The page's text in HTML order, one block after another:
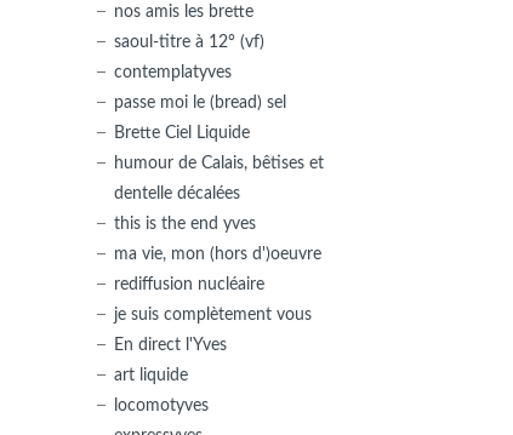
nos amis les brette
saoul-titre à 12° (vf)
contemplatyves
passe moi le (bread) sel
Brette Ciel Liquide
humour de Calais, bêtises et
dentelle décalées
this is the end yves
ma vie, mon (hors d')oeuvre
rediffusion nucléaire
je suis complètement vous
En direct l'Yves
art liquide
locomotyves